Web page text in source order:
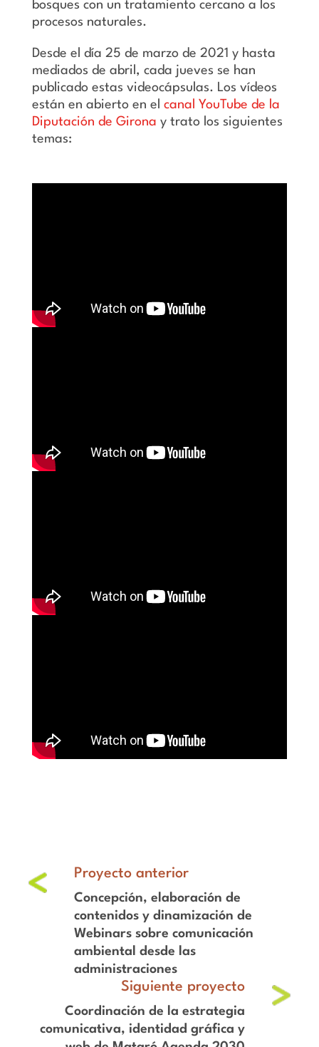
bosques con un tratamiento cercano a los
procesos naturales.
Desde el día 25 de marzo de 2021 y hasta
mediados de abril, cada jueves se han
publicado estas videocápsulas. Los vídeos
están en abierto en el canal YouTube de la
Diputación de Girona y trato los siguientes
temas:
Concepción, elaboración de
contenidos y dinamización de
Webinars sobre comunicación
ambiental desde las
administraciones
Coordinación de la estrategia
comunicativa, identidad gráfica y